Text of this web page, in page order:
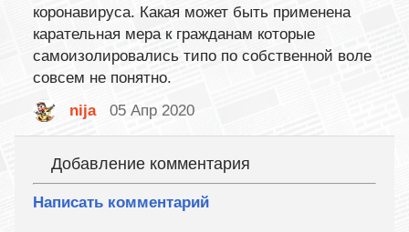
коронавируса. Какая может быть применена
карательная мера к гражданам которые
самоизолировались типо по собственной воле
совсем не понятно.
nija
05 Апр 2020
Добавление комментария
Написать комментарий